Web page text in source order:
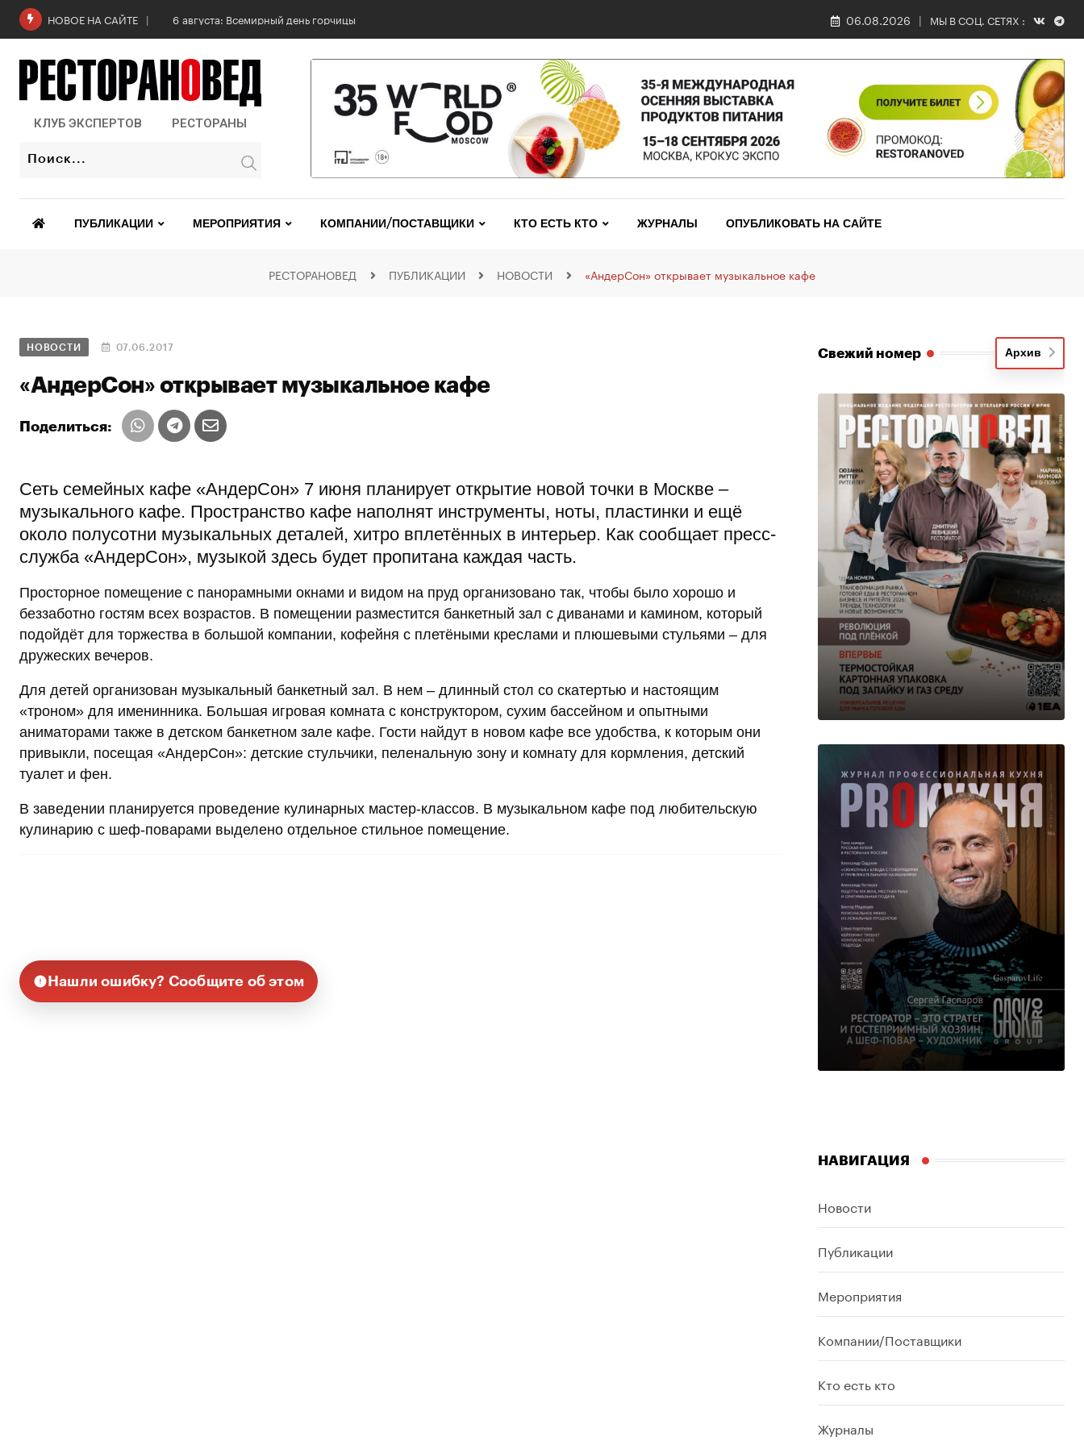
НОВОЕ НА САЙТЕ 6 августа: Всемирный день горчицы 06.08.2026 МЫ В СОЦ. СЕТЯХ :
КЛУБ ЭКСПЕРТОВ РЕСТОРАНЫ
ПУБЛИКАЦИИ МЕРОПРИЯТИЯ КОМПАНИИ/ПОСТАВЩИКИ КТО ЕСТЬ КТО ЖУРНАЛЫ ОПУБЛИКОВАТЬ НА САЙТЕ
РЕСТОРАНОВЕД ПУБЛИКАЦИИ НОВОСТИ «АндерСон» открывает музыкальное кафе
НОВОСТИ 07.06.2017
«АндерСон» открывает музыкальное кафе
Поделиться:
Сеть семейных кафе «АндерСон» 7 июня планирует открытие новой точки в Москве –
музыкального кафе. Пространство кафе наполнят инструменты, ноты, пластинки и ещё
около полусотни музыкальных деталей, хитро вплетённых в интерьер. Как сообщает пресс-
служба «АндерСон», музыкой здесь будет пропитана каждая часть.
Просторное помещение с панорамными окнами и видом на пруд организовано так, чтобы было хорошо и
беззаботно гостям всех возрастов. В помещении разместится банкетный зал с диванами и камином, который
подойдёт для торжества в большой компании, кофейня с плетёными креслами и плюшевыми стульями – для
дружеских вечеров.
Для детей организован музыкальный банкетный зал. В нем – длинный стол со скатертью и настоящим
«троном» для именинника. Большая игровая комната с конструктором, сухим бассейном и опытными
аниматорами также в детском банкетном зале кафе. Гости найдут в новом кафе все удобства, к которым они
привыкли, посещая «АндерСон»: детские стульчики, пеленальную зону и комнату для кормления, детский
туалет и фен.
В заведении планируется проведение кулинарных мастер-классов. В музыкальном кафе под любительскую
кулинарию с шеф-поварами выделено отдельное стильное помещение.
Нашли ошибку? Сообщите об этом
Свежий номер Архив
НАВИГАЦИЯ
Новости
Публикации
Мероприятия
Компании/Поставщики
Кто есть кто
Журналы